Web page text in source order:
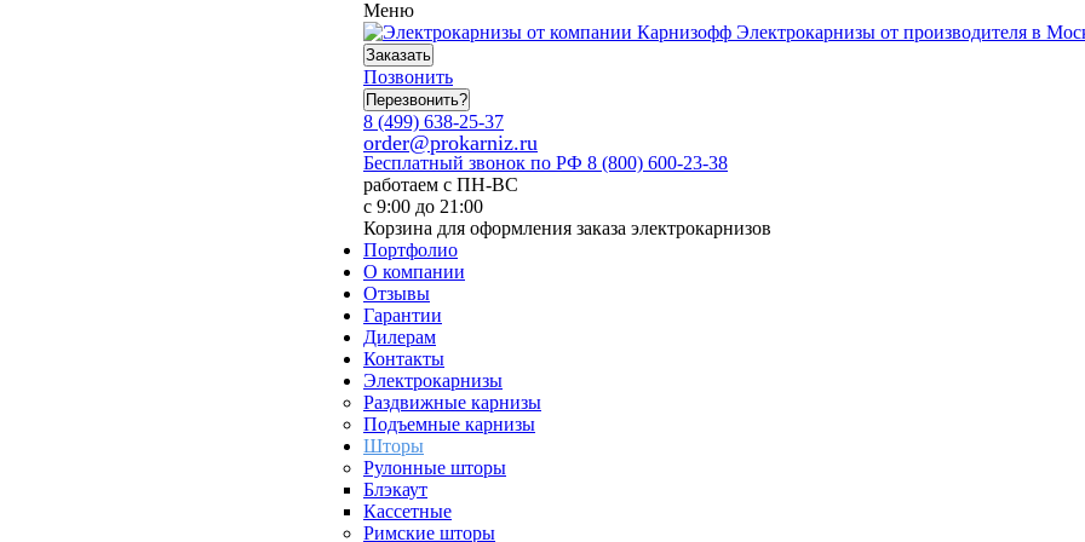
Меню
Электрокарнизы от производителя в
Заказать
Позвонить
Перезвонить?
8 (499) 638-25-37
order@prokarniz.ru
Бесплатный звонок по РФ 8 (800) 600-23-38
работаем с ПН-ВС
с 9:00 до 21:00
Корзина для оформления заказа электрокарнизов
Портфолио
О компании
Отзывы
Гарантии
Дилерам
Контакты
Электрокарнизы
Раздвижные карнизы
Подъемные карнизы
Шторы
Рулонные шторы
Блэкаут
Кассетные
Римские шторы